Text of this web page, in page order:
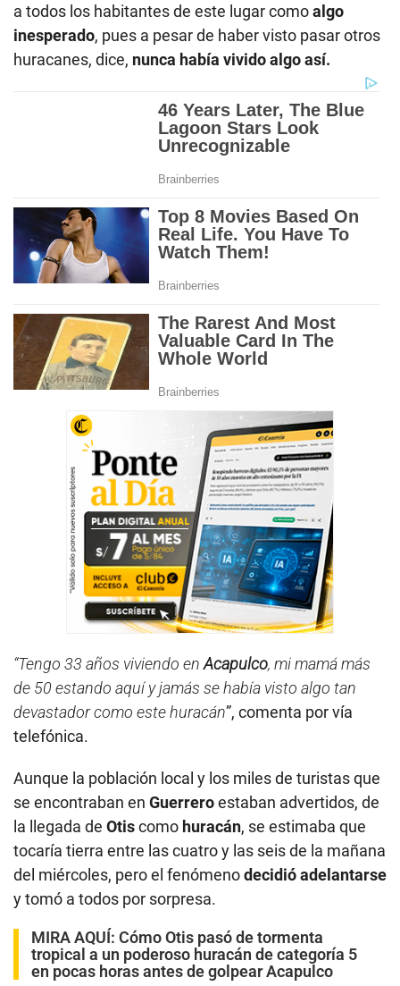
a todos los habitantes de este lugar comoalgo
inesperado, pues a pesar de haber visto pasar otros
huracanes, dice, nunca había vivido algo así.
“Tengo 33 años viviendo enAcapulco, mi mamá más
de 50 estando aquí y jamás se había visto algo tan
devastador como este huracán”, comenta por vía
telefónica.
Aunque la población local y los miles de turistas que
se encontraban en Guerreroestaban advertidos, de
la llegada de Otiscomo huracán, se estimaba que
tocaría tierra entre las cuatro y las seis de la mañana
del miércoles, pero el fenómenodecidió adelantarse
y tomó a todos por sorpresa.
MIRA AQUÍ: Cómo Otis pasó de tormenta
tropical a un poderoso huracán de categoría 5
en pocas horas antes de golpear Acapulco